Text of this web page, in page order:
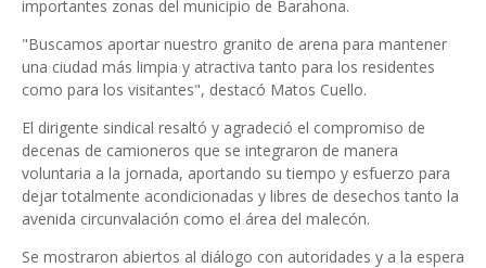
importantes zonas del municipio de Barahona.
"Buscamos aportar nuestro granito de arena para mantener
una ciudad más limpia y atractiva tanto para los residentes
como para los visitantes", destacó Matos Cuello.
El dirigente sindical resaltó y agradeció el compromiso de
decenas de camioneros que se integraron de manera
voluntaria a la jornada, aportando su tiempo y esfuerzo para
dejar totalmente acondicionadas y libres de desechos tanto la
avenida circunvalación como el área del malecón.
Se mostraron abiertos al diálogo con autoridades y a la espera